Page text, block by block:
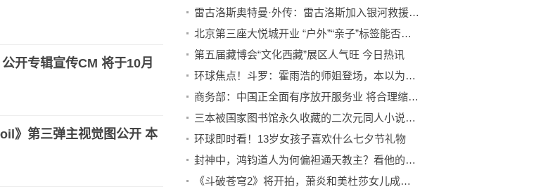
开专辑宣传CM 将于10月
》第三弹主视觉图公开 本
雷古洛斯奥特曼·外传：雷古洛斯加入银河救援队，利布特回来了 世界最资讯
北京第三座大悦城开业 “户外”“亲子”标签能否突围京西市场？
第五届藏博会“文化西藏”展区人气旺 今日热讯
环球焦点！斗罗：霍雨浩的师姐登场，本以为是御姐却是丸子头，邪火害她不轻
商务部：中国正全面有序放开服务业 将合理缩减外资准入负面清单
三本被国家图书馆永久收藏的二次元同人小说，智商再现，逻辑合理
环球即时看！13岁女孩子喜欢什么七夕节礼物
封神中，鸿钧道人为何偏袒通天教主？看他的外号你就明白了 天天滚动
《斗破苍穹2》将开拍，萧炎和美杜莎女儿成主角，网友直呼太丑了